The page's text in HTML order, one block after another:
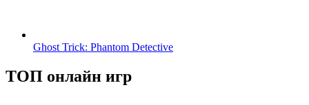
Ghost Trick: Phantom Detective
ТОП онлайн игр